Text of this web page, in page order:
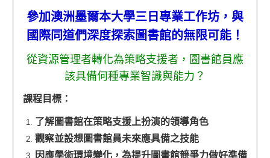
參加澳洲墨爾本大學三日專業工作坊，與
國際同道們深度探索圖書館的無限可能！
從資源管理者轉化為策略支援者，圖書館員應
該具備何種專業智識與能力？
課程目標：
了解圖書館在策略支援上扮演的領導角色
觀察並設想圖書館員未來應具備之技能
因應學術環境變化，為提升圖書館競爭力做好準備